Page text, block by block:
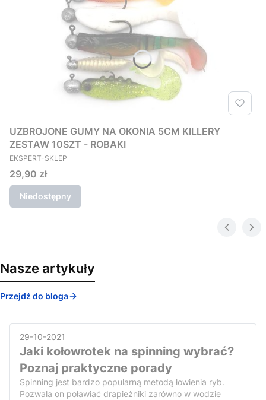
UZBROJONE GUMY NA OKONIA 5CM KILLERY
ZESTAW 10SZT - ROBAKI
PRODUCENT
EKSPERT-SKLEP
Cena
29,90 zł
Niedostępny
Nasze artykuły
Przejdź do bloga
29-10-2021
Jaki kołowrotek na spinning wybrać?
Poznaj praktyczne porady
Spinning jest bardzo popularną metodą łowienia ryb.
Pozwala on poławiać drapieżniki zarówno w wodzie